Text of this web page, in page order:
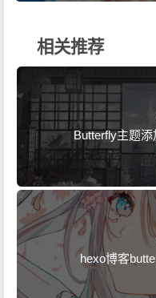
50
animation-
}
相关推荐
Butterfly主题
hexo博客